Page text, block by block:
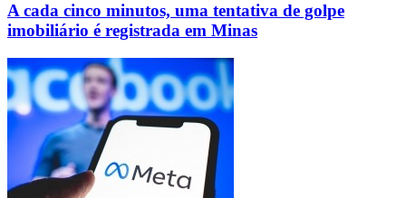
A cada cinco minutos, uma tentativa de golpe
imobiliário é registrada em Minas